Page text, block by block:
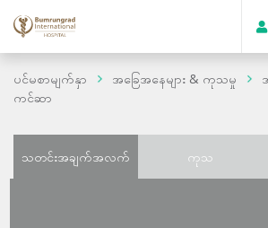
ပင်မစာမျက်နှာ အခြေအနေများ & ကုသမှု
ကင်ဆာ
သတင်းအချက်အလက် ကုသ